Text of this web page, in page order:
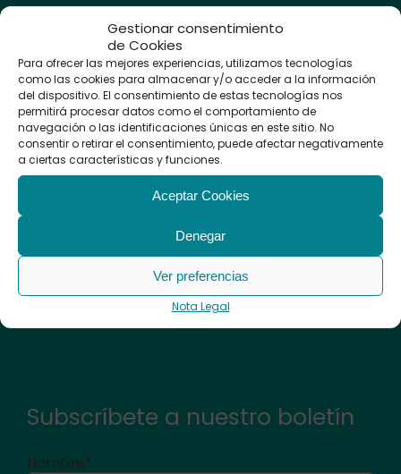
Gestionar consentimiento
de Cookies
Para ofrecer las mejores experiencias, utilizamos tecnologías
como las cookies para almacenar y/o acceder a la información
del dispositivo. El consentimiento de estas tecnologías nos
permitirá procesar datos como el comportamiento de
navegación o las identificaciones únicas en este sitio. No
consentir o retirar el consentimiento, puede afectar negativamente
a ciertas características y funciones.
Aceptar Cookies
Denegar
Ver preferencias
Nota Legal
Pozuelo de
Alarcón– Madrid
Llámanos: (+34)912
Clínica
Audiológica
Avanzada
Audífonos
Tapones a
medida
Protectores
Auditivos
Logopedia
Mantenimiento y
limpieza de
Subscríbete a nuestro boletín
Nombre*